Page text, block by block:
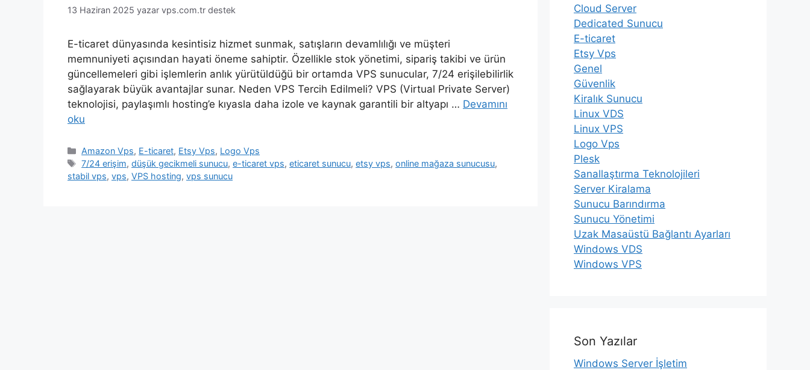
13 Haziran 2025 yazar vps.com.tr destek
E-ticaret dünyasında kesintisiz hizmet sunmak, satışların devamlılığı ve müşteri
memnuniyeti açısından hayati öneme sahiptir. Özellikle stok yönetimi, sipariş takibi ve ürün
güncellemeleri gibi işlemlerin anlık yürütüldüğü bir ortamda VPS sunucular, 7/24 erişilebilirlik
sağlayarak büyük avantajlar sunar. Neden VPS Tercih Edilmeli? VPS (Virtual Private Server)
teknolojisi, paylaşımlı hosting’e kıyasla daha izole ve kaynak garantili bir altyapı … Devamını
oku
Kategoriler
Amazon Vps, E-ticaret, Etsy Vps, Logo Vps
Etiketler
7/24 erişim,düşük gecikmeli sunucu,e-ticaret vps,eticaret sunucu,etsy vps,online mağaza sunucusu,
stabil vps, vps, VPS hosting, vps sunucu
Cloud Server
Dedicated Sunucu
E-ticaret
Etsy Vps
Genel
Güvenlik
Kiralık Sunucu
Linux VDS
Linux VPS
Logo Vps
Plesk
Sanallaştırma Teknolojileri
Server Kiralama
Sunucu Barındırma
Sunucu Yönetimi
Uzak Masaüstü Bağlantı Ayarları
Windows VDS
Windows VPS
Son Yazılar
Windows Server İşletim